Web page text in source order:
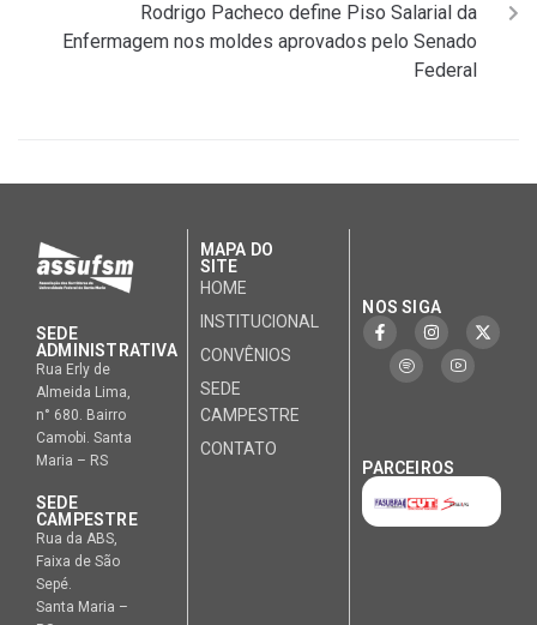
Rodrigo Pacheco define Piso Salarial da
Enfermagem nos moldes aprovados pelo Senado
Federal
SEDE
ADMINISTRATIVA
Rua Erly de
Almeida Lima,
n° 680. Bairro
Camobi. Santa
Maria – RS
SEDE
CAMPESTRE
Rua da ABS,
Faixa de São
Sepé.
Santa Maria –
MAPA DO
SITE
HOME
INSTITUCIONAL
CONVÊNIOS
SEDE
CAMPESTRE
CONTATO
NOS SIGA
PARCEIROS